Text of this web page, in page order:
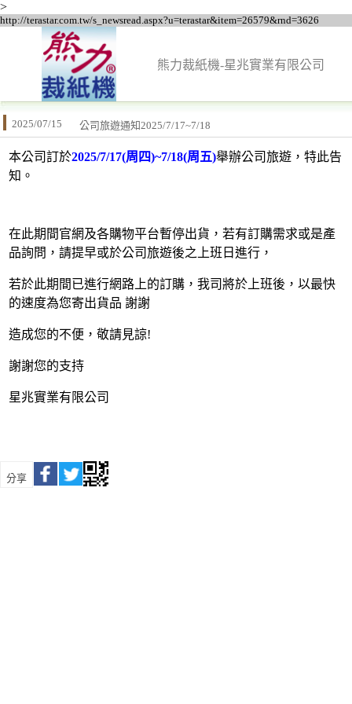
>
http://terastar.com.tw/s_newsread.aspx?u=terastar&item=26579&rnd=3626
熊力裁紙機-星兆實業有限公司
2025/07/15 公司旅遊通知2025/7/17~7/18
本公司訂於2025/7/17(周四)~7/18(周五)舉辦公司旅遊，特此告
知。
在此期間官網及各購物平台暫停出貨，若有訂購需求或是產
品詢問，請提早或於公司旅遊後之上班日進行，
若於此期間已進行網路上的訂購，我司將於上班後，以最快
的速度為您寄出貨品 謝謝
造成您的不便，敬請見諒!
謝謝您的支持
星兆實業有限公司
分享